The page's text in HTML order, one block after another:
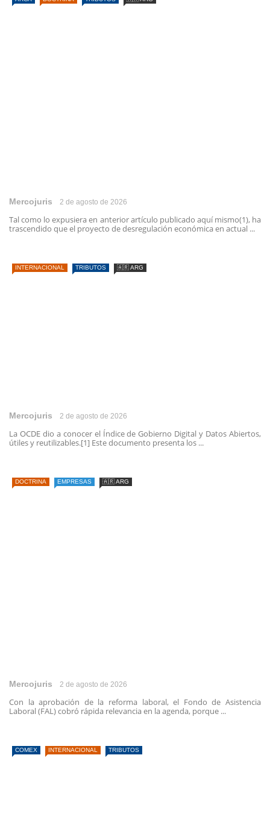
Mercojuris 2 de agosto de 2026
Tal como lo expusiera en anterior artículo publicado aquí mismo(1), ha
trascendido que el proyecto de desregulación económica en actual ...
INTERNACIONAL TRIBUTOS 🇦🇷 ARG
Mercojuris 2 de agosto de 2026
La OCDE dio a conocer el Índice de Gobierno Digital y Datos Abiertos,
útiles y reutilizables.[1] Este documento presenta los ...
DOCTRINA EMPRESAS 🇦🇷 ARG
Mercojuris 2 de agosto de 2026
Con la aprobación de la reforma laboral, el Fondo de Asistencia
Laboral (FAL) cobró rápida relevancia en la agenda, porque ...
COMEX INTERNACIONAL TRIBUTOS